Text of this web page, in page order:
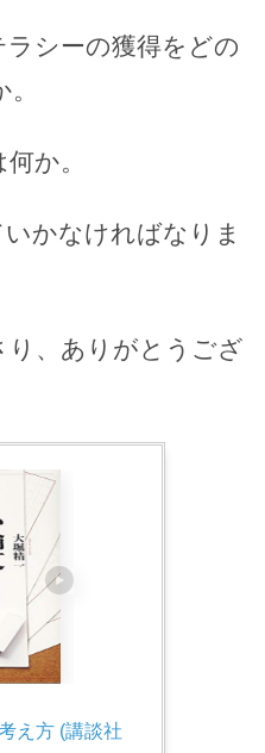
シーの獲得をどの
か。
かなければなりま
、ありがとうござ
え方 (講談社